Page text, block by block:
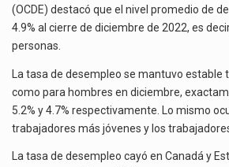
CERRÓ
EL
4.9%
(OCDE) destacó que el nivel promedio de
4.9% al cierre de diciembre de 2022, es
personas.
La tasa de desempleo se mantuvo estable
como para hombres en diciembre,
5.2% y 4.7% respectivamente. Lo mismo
trabajadores más jóvenes y los
La tasa de desempleo cayó en Canadá y